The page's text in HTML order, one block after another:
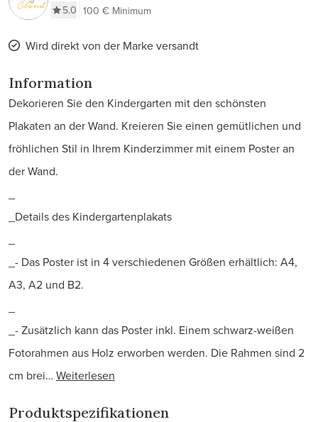
5.0 100 € Minimum
Wird direkt von der Marke versandt
Information
Dekorieren Sie den Kindergarten mit den schönsten
Plakaten an der Wand. Kreieren Sie einen gemütlichen und
fröhlichen Stil in Ihrem Kinderzimmer mit einem Poster an
der Wand.
_Details des Kindergartenplakats
_- Das Poster ist in 4 verschiedenen Größen erhältlich: A4,
A3, A2 und B2.
_- Zusätzlich kann das Poster inkl. Einem schwarz-weißen
Fotorahmen aus Holz erworben werden. Die Rahmen sind 2
cm brei… Weiterlesen
Produktspezifikationen